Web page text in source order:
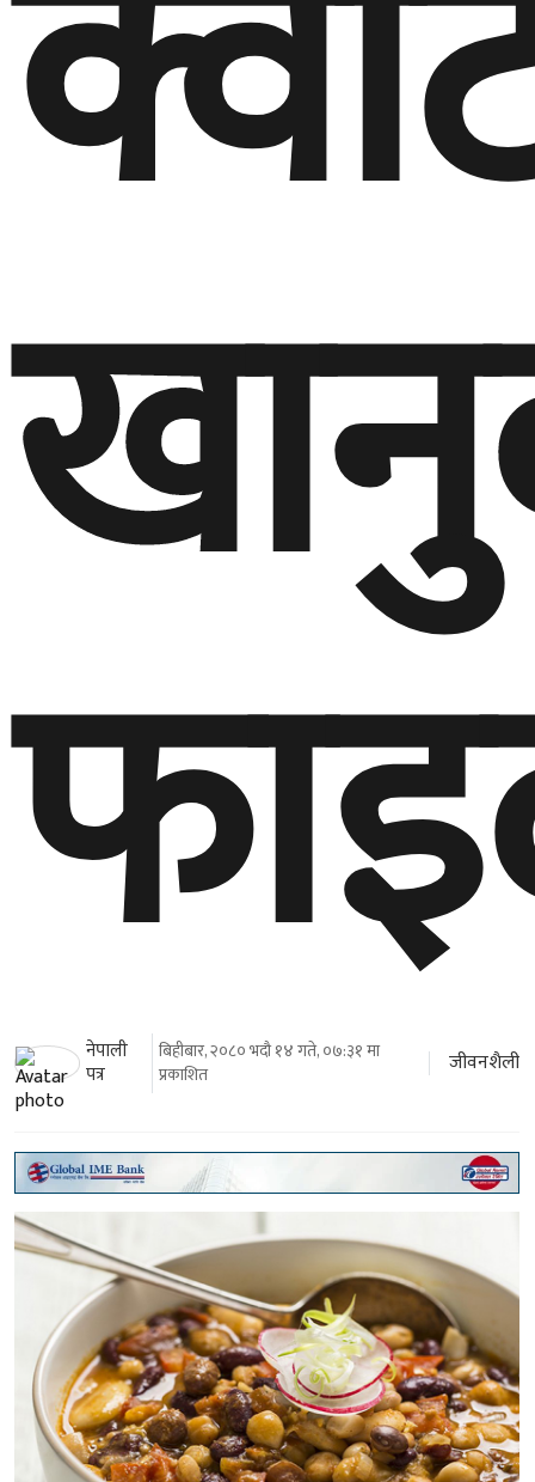
नेपाली
पत्र
बिहीबार, २०८० भदौ १४ गते, ०७:३१ मा
प्रकाशित
जीवनशैली